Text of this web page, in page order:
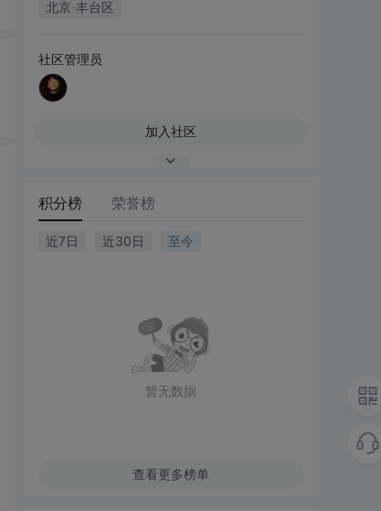
北京·丰台区
社区管理员
加入社区
积分榜 荣誉榜
近7日 近30日 至今
暂无数据
查看更多榜单